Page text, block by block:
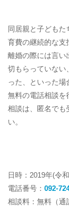
同居親と子どもた
育費の継続的な支
離婚の際には言い
切もらっていない
った、といった
無料の電話相談を
相談は、匿名でも
い。
日時：2019年(令
電話番号： 092-
相談料：無料（通